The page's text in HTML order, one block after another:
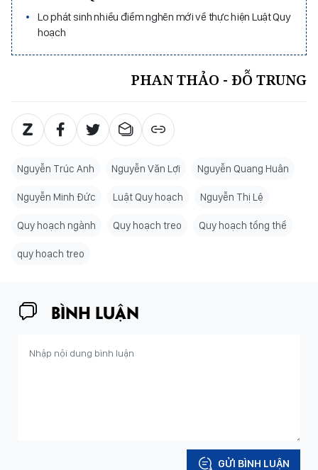
Lo phát sinh nhiều điểm nghẽn mới về thực hiện Luật Quy
hoạch
PHAN THẢO - ĐỖ TRUNG
Nguyễn Trúc Anh Nguyễn Văn Lợi Nguyễn Quang Huân
Nguyễn Minh Đức Luật Quy hoạch Nguyễn Thị Lệ
Quy hoạch ngành Quy hoạch treo Quy hoạch tổng thể
quy hoạch treo
BÌNH LUẬN
GỬI BÌNH LUẬN